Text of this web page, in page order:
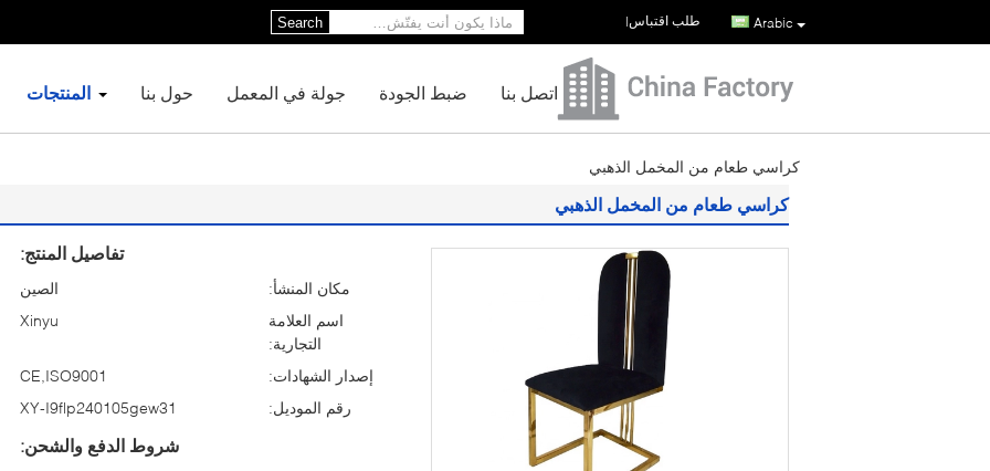
Arabic طلب اقتباس|
Search
المنتجات حول بنا جولة في المعمل ضبط الجودة اتصل بنا
كراسي طعام من المخمل الذهبي
كراسي طعام من المخمل الذهبي
تفاصيل المنتج:
مكان المنشأ:
الصين
اسم العلامة
التجارية:
Xinyu
إصدار الشهادات:
CE,ISO9001
رقم الموديل:
XY-I9flp240105gew31
شروط الدفع والشحن: